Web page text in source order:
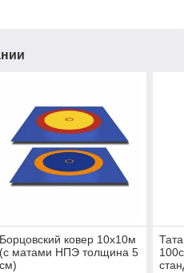
Борцовский ковер 10х10м
(с матами НПЭ толщина 5
см)